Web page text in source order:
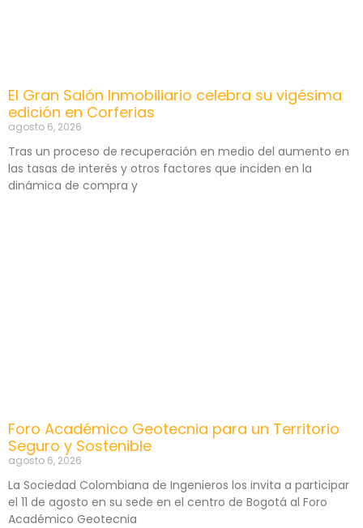
El Gran Salón Inmobiliario celebra su vigésima
edición en Corferias
agosto 6, 2026
Tras un proceso de recuperación en medio del aumento en
las tasas de interés y otros factores que inciden en la
dinámica de compra y
Foro Académico Geotecnia para un Territorio
Seguro y Sostenible
agosto 6, 2026
La Sociedad Colombiana de Ingenieros los invita a participar
el 11 de agosto en su sede en el centro de Bogotá al Foro
Académico Geotecnia